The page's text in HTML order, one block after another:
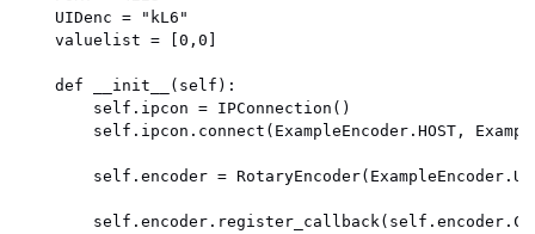
UIDenc = "kL6"
valuelist = [0,0]
def __init__(self):
self.ipcon = IPConnection()
self.ipcon.connect(ExampleEncoder.HOST,
self.encoder =